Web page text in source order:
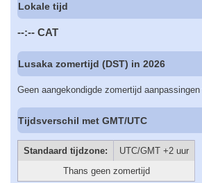
Lokale tijd
--:-- CAT
Lusaka zomertijd (DST) in 2026
Geen aangekondigde zomertijd
Tijdsverschil met GMT/UTC
Standaard tijdzone:
UTC/GMT +2 uur
Thans geen zomertijd